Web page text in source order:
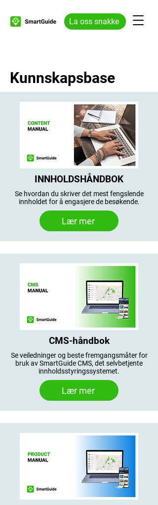
La oss snakke
Kunnskapsbase
INNHOLDSHÅNDBOK
Se hvordan du skriver det mest fengslende
innholdet for å engasjere de besøkende.
Lær mer
CMS-håndbok
Se veiledninger og beste fremgangsmåter for
bruk av SmartGuide CMS, det selvbetjente
innholdsstyringssystemet.
Lær mer